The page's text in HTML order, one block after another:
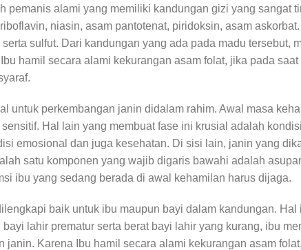
pemanis alami yang memiliki kandungan gizi yang sangat
niasin, asam pantotenat, piridoksin, asam
sulfut. Dari kandungan yang ada pada madu
hamil secara alami kekurangan asam folat, jika pada
untuk perkembangan janin didalam rahim. Awal masa
Hal lain yang membuat fase ini krusial adalah
emosional dan juga kesehatan. Di sisi lain, janin yang
satu komponen yang wajib digaris bawahi adalah
ibu yang sedang berada di awal kehamilan harus dijaga.
baik untuk ibu maupun bayi dalam kandungan.
lahir prematur serta berat bayi lahir yang kurang, ibu
janin. Karena Ibu hamil secara alami kekurangan asam